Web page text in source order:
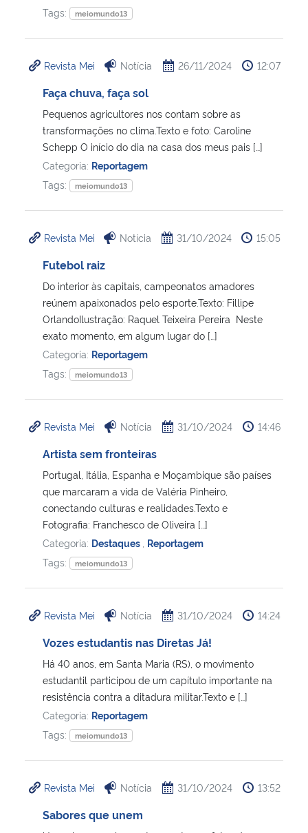
Tags:
meiomundo13
Revista Mei Notícia 26/11/2024 12:07
Faça chuva, faça sol
Pequenos agricultores nos contam sobre as
transformações no clima.Texto e foto: Caroline
Schepp O início do dia na casa dos meus pais […]
Categoria: Reportagem
Tags:
meiomundo13
Revista Mei Notícia 31/10/2024 15:05
Futebol raiz
Do interior às capitais, campeonatos amadores
reúnem apaixonados pelo esporte.Texto: Fillipe
OrlandoIlustração: Raquel Teixeira Pereira Neste
exato momento, em algum lugar do […]
Categoria: Reportagem
Tags:
meiomundo13
Revista Mei Notícia 31/10/2024 14:46
Artista sem fronteiras
Portugal, Itália, Espanha e Moçambique são países
que marcaram a vida de Valéria Pinheiro,
conectando culturas e realidades.Texto e
Fotografia: Franchesco de Oliveira […]
Categoria: Destaques Reportagem
Tags:
meiomundo13
Revista Mei Notícia 31/10/2024 14:24
Vozes estudantis nas Diretas Já!
Há 40 anos, em Santa Maria (RS), o movimento
estudantil participou de um capítulo importante na
resistência contra a ditadura militar.Texto e […]
Categoria: Reportagem
Tags:
meiomundo13
Revista Mei Notícia 31/10/2024 13:52
Sabores que unem